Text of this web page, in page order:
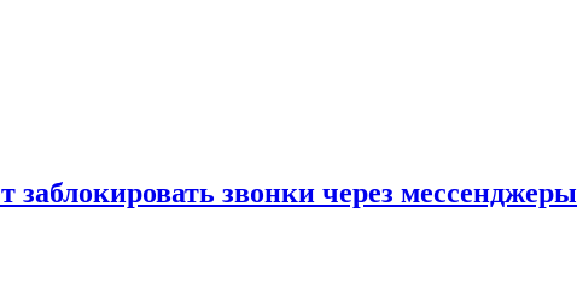
заблокировать звонки через мессенджеры